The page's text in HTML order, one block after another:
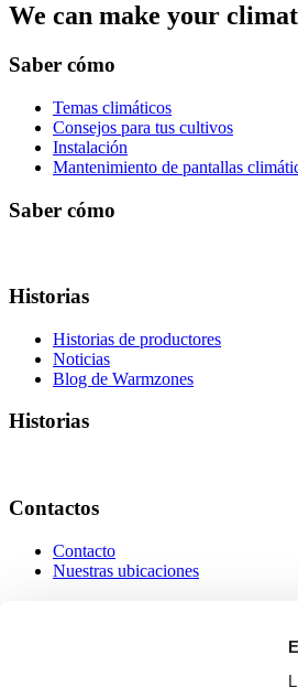
We can make your
Saber cómo
Temas climáticos
Consejos para tus cultivos
Instalación
Mantenimiento de pantallas
Saber cómo
Historias
Historias de productores
Noticias
Blog de Warmzones
Historias
Contactos
Contacto
Nuestras ubicaciones